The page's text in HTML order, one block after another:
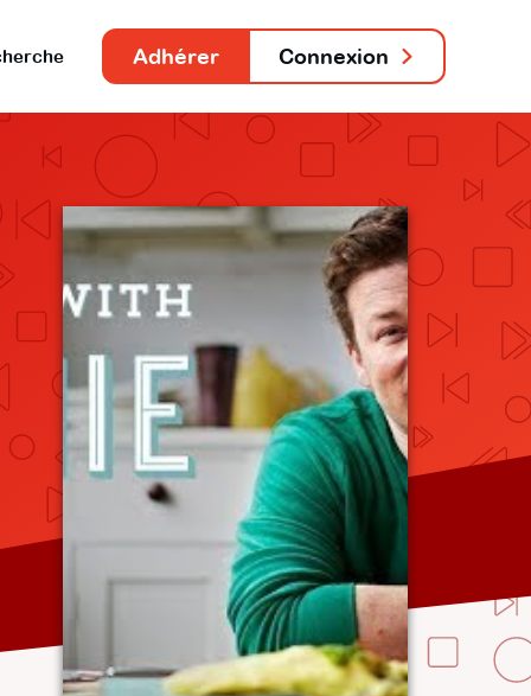
Adhérer Connexion